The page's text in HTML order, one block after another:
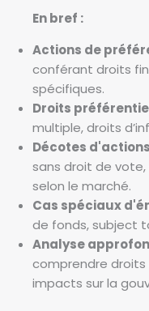
En bref :
Actions de
conférant droits
spécifiques.
Droits
multiple, droits
Décotes
sans droit de vote,
selon le marché.
Cas spéciaux
de fonds, subject
Analyse
comprendre
impacts sur la